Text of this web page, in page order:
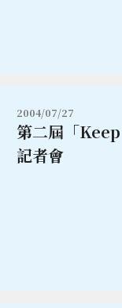
2004/07/27
第二屆「
記者會